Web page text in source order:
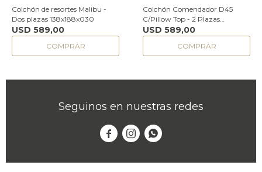
Colchón de resortes Malibu -
Dos plazas 138x188x030
USD 589,00
Colchón Comendador D45
C/Pillow Top - 2 Plazas
138x188x24
USD 589,00
Seguinos en nuestras redes
  